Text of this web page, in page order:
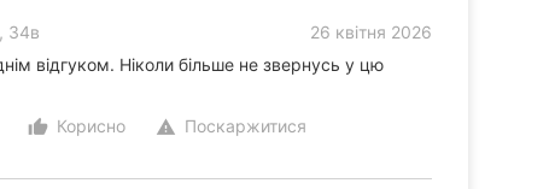
34в
26 квітня 2026
відгуком. Ніколи більше не звернусь у цю
thumb_up_alt
Корисно warning Поскаржитися